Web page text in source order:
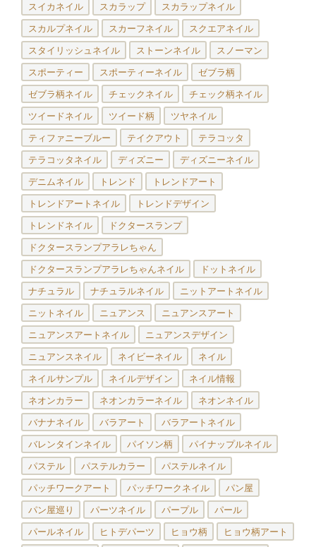
スイカネイル スカラップ スカラップネイル
スカルプネイル スカーフネイル スクエアネイル
スタイリッシュネイル ストーンネイル スノーマン
スポーティー スポーティーネイル ゼブラ柄
ゼブラ柄ネイル チェックネイル チェック柄ネイル
ツイードネイル ツイード柄 ツヤネイル
ティファニーブルー テイクアウト テラコッタ
テラコッタネイル ディズニー ディズニーネイル
デニムネイル トレンド トレンドアート
トレンドアートネイル トレンドデザイン
トレンドネイル ドクタースランプ
ドクタースランプアラレちゃん
ドクタースランプアラレちゃんネイル ドットネイル
ナチュラル ナチュラルネイル ニットアートネイル
ニットネイル ニュアンス ニュアンスアート
ニュアンスアートネイル ニュアンスデザイン
ニュアンスネイル ネイビーネイル ネイル
ネイルサンプル ネイルデザイン ネイル情報
ネオンカラー ネオンカラーネイル ネオンネイル
バナナネイル バラアート バラアートネイル
バレンタインネイル パイソン柄 パイナップルネイル
パステル パステルカラー パステルネイル
パッチワークアート パッチワークネイル パン屋
パン屋巡り パーツネイル パープル パール
パールネイル ヒトデパーツ ヒョウ柄 ヒョウ柄アート